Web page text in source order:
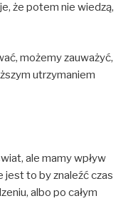
że potem nie wiedzą,
możemy zauważyć,
utrzymaniem
ale mamy wpływ
jest to by znaleźć czas
albo po całym